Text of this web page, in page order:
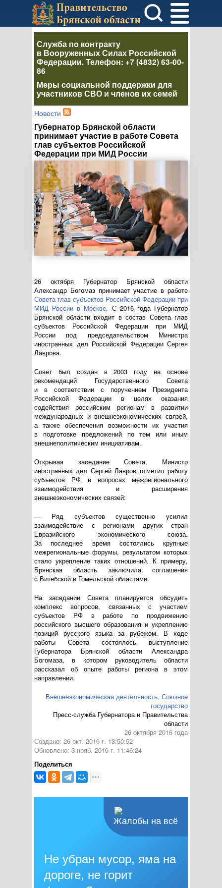
Служба по контракту
в Вооруженных Силах Российской
Федерации. Телефон: +7 (4832) 63-00-
86
Меры социальной поддержки для
участников СВО и членов их семей
Новости
Губернатор Брянской области
принимает участие в работе Совета
глав субъектов Российской
Федерации при МИД России
26 октября Губернатор Брянской области
Александр Богомаз принимает участие в работе
Совета глав субъектов Российской Федерации при
МИД России в Москве. С 2016 года Губернатор
Брянской области входит в состав Совета глав
субъектов Российской Федерации при МИД
России под председательством Министра
иностранных дел Российской Федерации Сергея
Лаврова.
Совет был создан в 2003 году на основе
рекомендаций Государственного Совета
и в соответствии с поручением Президента
Российской Федерации в целях оказания
содействия российским регионам в развитии
международных и внешнеэкономических связей,
а также обеспечения возможности их участия
в подготовке предложений по тем или иным
внешнеполитическим инициативам.
Открывая заседание Совета, Министр
иностранных дел Сергей Лавров отметил работу
субъектов РФ в вопросах межрегионального
взаимодействия и расширения
внешнеэкономических связей:
— Ряд субъектов существенно усилил
взаимодействие с регионами других стран
Евразийского экономического союза.
За последнее время состоялись крупные
межрегиональные форумы, результатом которых
стало укрепление таких отношений. К примеру,
Брянская область заключила соглашения
с Витебской и Гомельской областями.
На заседании Совета планируется обсудить
комплекс вопросов, связанных с участием
субъектов РФ в работе по продвижению
российского высшего образования и укреплению
позиций русского языка за рубежом. В ходе
работы Совета состоялось выступление
Губернатора Брянской области Александра
Богомаза, в котором руководитель области
рассказал об опыте работы региона в этом
направлении.
Внешнеэкономическая деятельность, Союзное
государство
Пресс-служба Губернатора и Правительства
области
26 октября 2016 года
Создано: 26 окт. 2016 г. 13:50:52
Обновлено: 3 нояб. 2016 г. 11:46:24
Поделиться
Жалобы на всё
Не убран мусор, яма на
дороге, не горит